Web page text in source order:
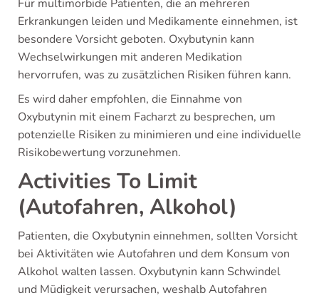
Für multimorbide Patienten, die an mehreren
Erkrankungen leiden und Medikamente einnehmen, ist
besondere Vorsicht geboten. Oxybutynin kann
Wechselwirkungen mit anderen Medikation
hervorrufen, was zu zusätzlichen Risiken führen kann.
Es wird daher empfohlen, die Einnahme von
Oxybutynin mit einem Facharzt zu besprechen, um
potenzielle Risiken zu minimieren und eine individuelle
Risikobewertung vorzunehmen.
Activities To Limit
(Autofahren, Alkohol)
Patienten, die Oxybutynin einnehmen, sollten Vorsicht
bei Aktivitäten wie Autofahren und dem Konsum von
Alkohol walten lassen. Oxybutynin kann Schwindel
und Müdigkeit verursachen, weshalb Autofahren